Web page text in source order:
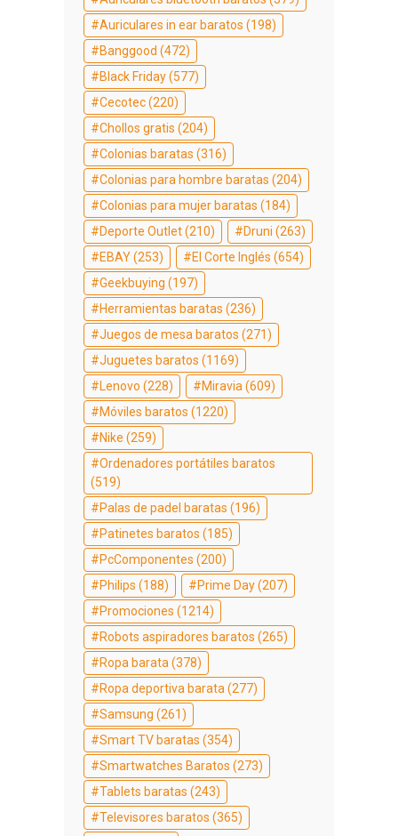
Auriculares in ear baratos (198)
Banggood (472)
Black Friday(577)
Cecotec(220)
Chollos gratis (204)
Colonias baratas (316)
Colonias para hombre baratas (204)
Colonias para mujer baratas (184)
Deporte Outlet(210) Druni (263)
EBAY(253) El Corte Inglés (654)
Geekbuying (197)
Herramientas baratas (236)
Juegos de mesa baratos (271)
Juguetes baratos (1169)
Lenovo (228) Miravia (609)
Móviles baratos (1220)
Nike (259)
Ordenadores portátiles baratos
(519)
Palas de padel baratas (196)
Patinetes baratos (185)
PcComponentes (200)
Philips (188) Prime Day(207)
Promociones (1214)
Robots aspiradores baratos (265)
Ropa barata (378)
Ropa deportiva barata (277)
Samsung (261)
Smart TV baratas (354)
Smartwatches Baratos (273)
Tablets baratas (243)
Televisores baratos (365)